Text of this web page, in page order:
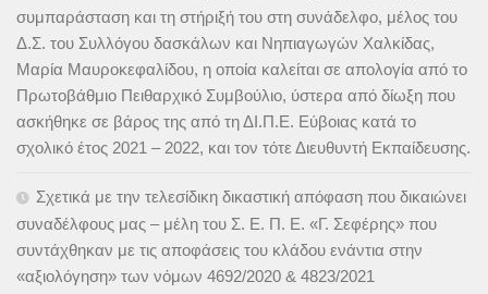
συμπαράσταση και τη στήριξή του στη συνάδελφο, μέλος του
Δ.Σ. του Συλλόγου δασκάλων και Νηπιαγωγών Χαλκίδας,
Μαρία Μαυροκεφαλίδου, η οποία καλείται σε απολογία από το
Πρωτοβάθμιο Πειθαρχικό Συμβούλιο, ύστερα από δίωξη που
ασκήθηκε σε βάρος της από τη ΔΙ.Π.Ε. Εύβοιας κατά το
σχολικό έτος 2021 – 2022, και τον τότε Διευθυντή Εκπαίδευσης.
Σχετικά με την τελεσίδικη δικαστική απόφαση που δικαιώνει
συναδέλφους μας – μέλη του Σ. Ε. Π. Ε. «Γ. Σεφέρης» που
συντάχθηκαν με τις αποφάσεις του κλάδου ενάντια στην
«αξιολόγηση» των νόμων 4692/2020 & 4823/2021